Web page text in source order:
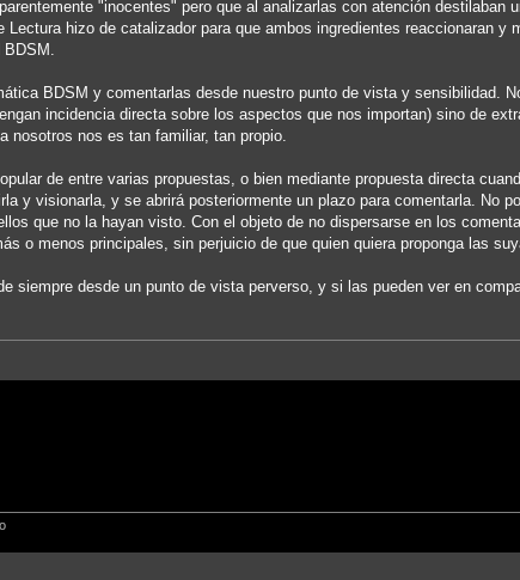
"inocentes" pero que al analizarlas con atención destilaban
hizo de catalizador para que ambos ingredientes reaccionaran y
BDSM.
BDSM y comentarlas desde nuestro punto de vista y sensibilidad.
incidencia directa sobre los aspectos que nos importan) sino de
nosotros nos es tan familiar, tan propio.
de entre varias propuestas, o bien mediante propuesta directa
y visionarla, y se abrirá posteriormente un plazo para comentarla. No
que no la hayan visto. Con el objeto de no dispersarse en los
o menos principales, sin perjuicio de que quien quiera proponga las
siempre desde un punto de vista perverso, y si las pueden ver en